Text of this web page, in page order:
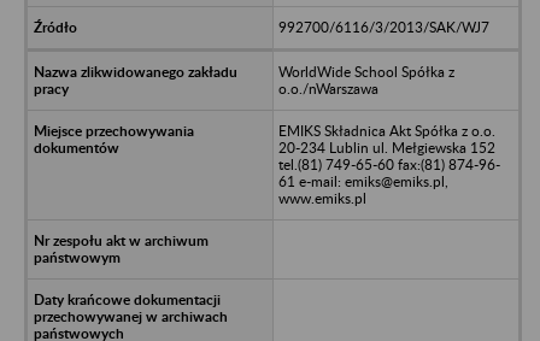
992700/6116/3/2013/SAK/WJ7
WorldWide School Spółka z
o.o./nWarszawa
EMIKS Składnica Akt Spółka z o.o.
20-234 Lublin ul. Mełgiewska 152
tel.(81) 749-65-60 fax:(81) 874-96-
61 e-mail: emiks@emiks.pl,
www.emiks.pl